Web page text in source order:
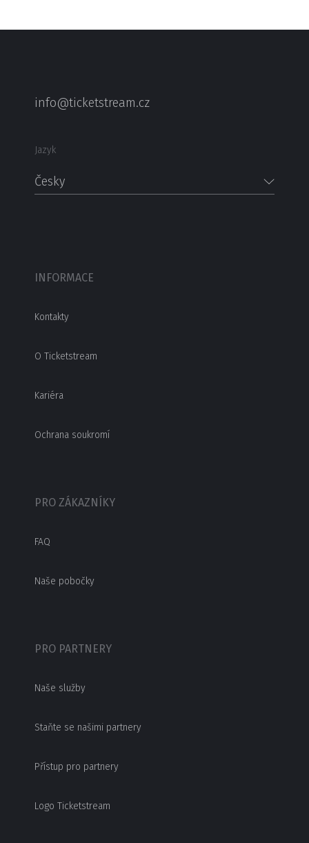
info@ticketstream.cz
Jazyk
Česky
INFORMACE
Kontakty
O Ticketstream
Kariéra
Ochrana soukromí
PRO ZÁKAZNÍKY
FAQ
Naše pobočky
PRO PARTNERY
Naše služby
Staňte se našimi partnery
Přístup pro partnery
Logo Ticketstream